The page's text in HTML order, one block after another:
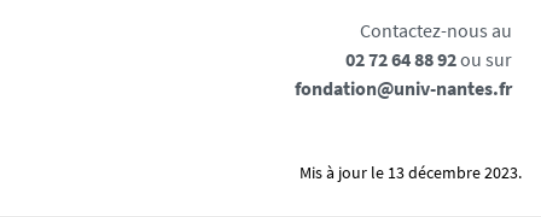
Contactez-nous au
02 72 64 88 92ou sur
fondation@univ-nantes.fr
Mis à jour le 13 décembre 2023.